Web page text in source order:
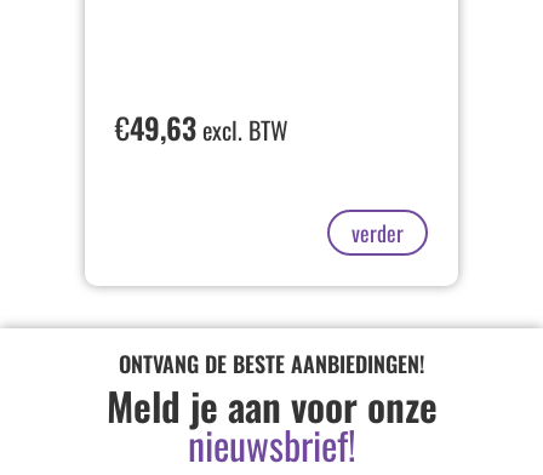
€49,63excl. BTW
verder
ONTVANG DE BESTE AANBIEDINGEN!
Meld je aan voor onze
nieuwsbrief!